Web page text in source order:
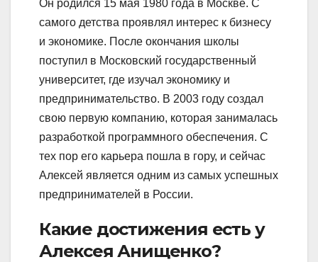
Он родился 15 мая 1980 года в Москве. С
самого детства проявлял интерес к бизнесу
и экономике. После окончания школы
поступил в Московский государственный
университет, где изучал экономику и
предпринимательство. В 2003 году создал
свою первую компанию, которая занималась
разработкой программного обеспечения. С
тех пор его карьера пошла в гору, и сейчас
Алексей является одним из самых успешных
предпринимателей в России.
Какие достижения есть у
Алексея Анищенко?